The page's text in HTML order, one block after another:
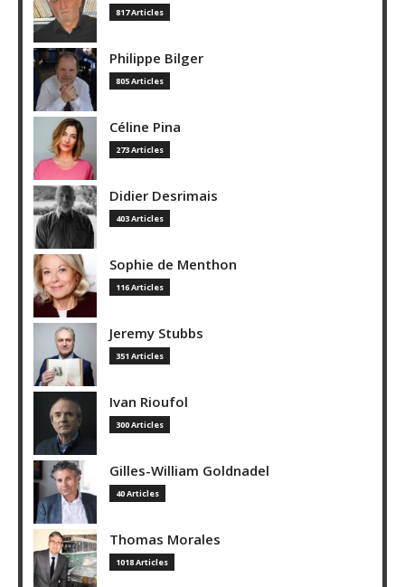
817 Articles
Philippe Bilger
805 Articles
Céline Pina
273 Articles
Didier Desrimais
403 Articles
Sophie de Menthon
116 Articles
Jeremy Stubbs
351 Articles
Ivan Rioufol
300 Articles
Gilles-William Goldnadel
40 Articles
Thomas Morales
1018 Articles